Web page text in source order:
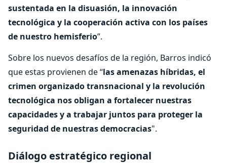
sustentada en la disuasión, la innovación
tecnológica y la cooperación activa con los países
de nuestro hemisferio”.
Sobre los nuevos desafíos de la región, Barros indicó
que estas provienen de “las amenazas híbridas, el
crimen organizado transnacional y la revolución
tecnológica nos obligan a fortalecer nuestras
capacidades y a trabajar juntos para proteger la
seguridad de nuestras democracias".
Diálogo estratégico regional